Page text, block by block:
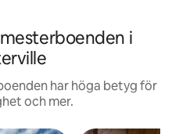
i
har höga betyg för
och mer.